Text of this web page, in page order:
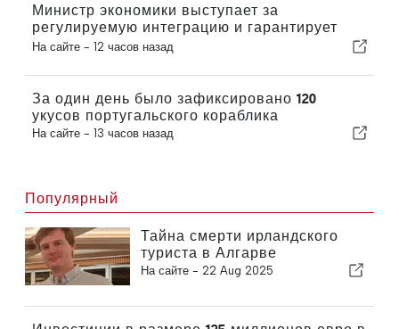
Министр экономики выступает за
регулируемую интеграцию и гарантирует
иммигрантам ускоренную процедуру
На сайте - 12 часов назад
За один день было зафиксировано 120
укусов португальского кораблика
На сайте - 13 часов назад
Популярный
Тайна смерти ирландского
туриста в Алгарве
На сайте - 22 Aug 2025